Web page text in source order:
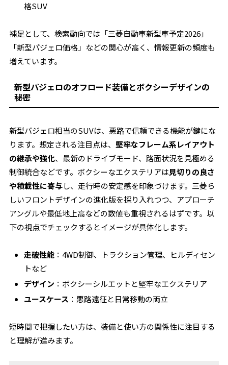
格SUV
補足として、検索動向では「三菱自動車新型車予定2026」
「新型パジェロ価格」などの関心が高く、情報更新の頻度も
増えています。
新型パジェロのオフロード装備とボクシーデザインの
秘密
新型パジェロ相当のSUVは、悪路で信頼できる機能が鍵にな
ります。想定される注目点は、 堅牢なフレーム系レイアウト
の継承や強化、最新のドライブモード、路面状況を見極める
制御統合などです。ボクシーなエクステリアは見切りの良さ
や積載性に寄与し、走行時の安定感を印象づけます。三菱ら
しいフロントデザインの進化版を採り入れつつ、アプローチ
アングルや最低地上高などの数値も重視されるはずです。以
下の視点でチェックするとイメージが具体化します。
走破性能 ：4WD制御、トラクション管理、ヒルディセン
トなど
デザイン ：ボクシーシルエットと堅牢なエクステリア
ユースケース ：悪路遠征と日常移動の両立
短時間で把握したい方は、装備と使い方の関係性に注目する
と理解が進みます。